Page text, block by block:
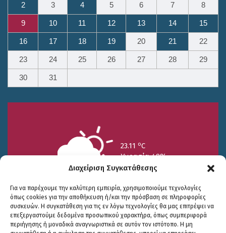
Διαχείριση Συγκατάθεσης
Για να παρέχουμε την καλύτερη εμπειρία, χρησιμοποιούμε τεχνολογίες
όπως cookies για την αποθήκευση ή/και την πρόσβαση σε πληροφορίες
συσκευών. Η συγκατάθεση για τις εν λόγω τεχνολογίες θα μας επιτρέψει να
επεξεργαστούμε δεδομένα προσωπικού χαρακτήρα, όπως συμπεριφορά
περιήγησης ή μοναδικά αναγνωριστικά σε αυτόν τον ιστότοπο. Η μη
2 3 4 5 6 7 8
9 10 11 12 13 14 15
16 17 18 19 20 21 22
23 24 25 26 27 28 29
30 31
23.11 oC
Υγρασία 49%
25/7 26/7 27/7